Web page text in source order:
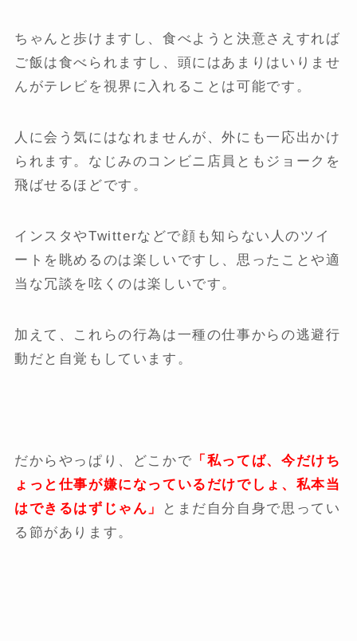
ちゃんと歩けますし、食べようと決意さえすれば
ご飯は食べられますし、頭にはあまりはいりませ
んがテレビを視界に入れることは可能です。
人に会う気にはなれませんが、外にも一応出かけ
られます。なじみのコンビニ店員ともジョークを
飛ばせるほどです。
インスタやTwitterなどで顔も知らない人のツイ
ートを眺めるのは楽しいですし、思ったことや適
当な冗談を呟くのは楽しいです。
加えて、これらの行為は一種の仕事からの逃避行
動だと自覚もしています。
だからやっぱり、どこかで 「私ってば、今だけち
ょっと仕事が嫌になっているだけでしょ、私本当
はできるはずじゃん」
とまだ自分自身で思ってい
る節があります。